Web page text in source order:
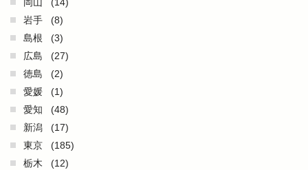
岩手
(8)
島根
(3)
広島
(27)
徳島
(2)
愛媛
(1)
愛知
(48)
新潟
(17)
東京
(185)
栃木
(12)